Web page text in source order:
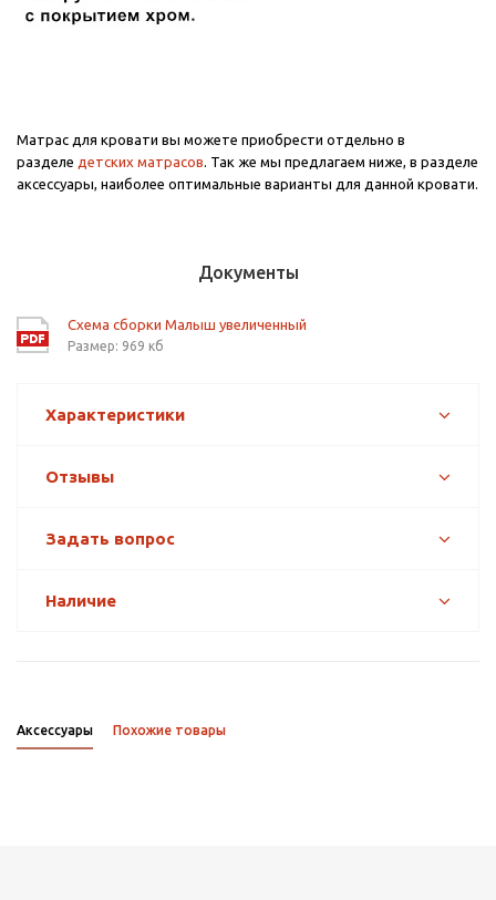
Матрас для кровати вы можете приобрести отдельно в
разделе детских матрасов. Так же мы предлагаем ниже, в разделе
аксессуары, наиболее оптимальные варианты для данной кровати.
Документы
Схема сборки Малыш увеличенный
Размер: 969 кб
Характеристики
Отзывы
Задать вопрос
Наличие
Аксессуары Похожие товары